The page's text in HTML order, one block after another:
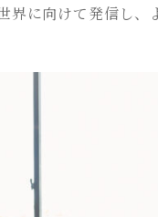
に向けて発信し、